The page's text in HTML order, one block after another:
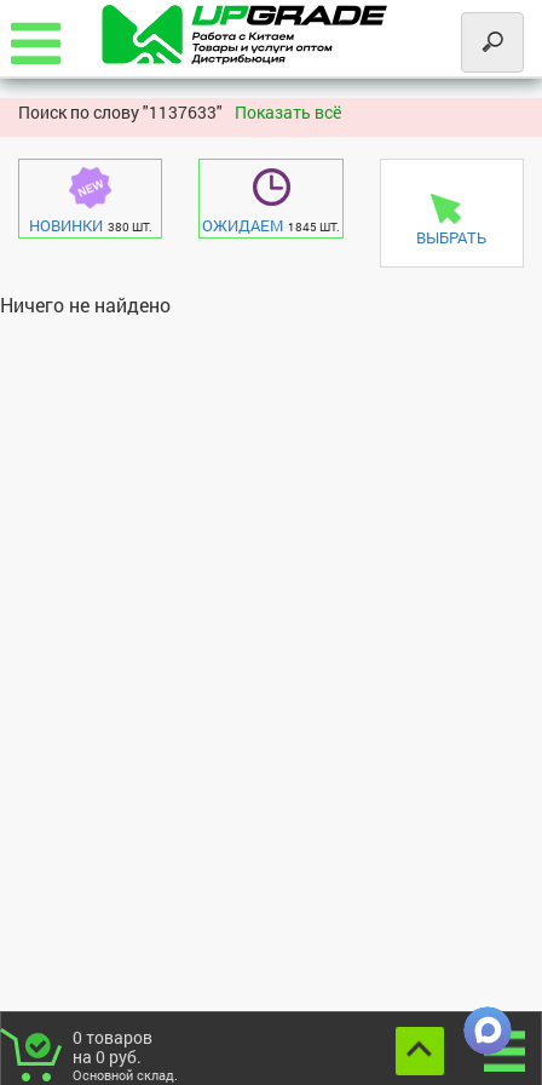
Поиск по слову "1137633" Показать всё
НОВИНКИ 380 ШТ. ОЖИДАЕМ 1845 ШТ. ВЫБРАТЬ
Ничего не найдено
0 товаров
на 0 руб.
Основной склад.